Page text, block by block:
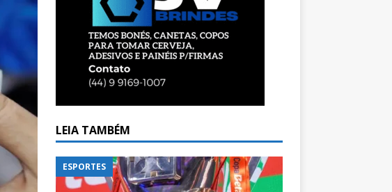
LEIA TAMBÉM
ESPORTES